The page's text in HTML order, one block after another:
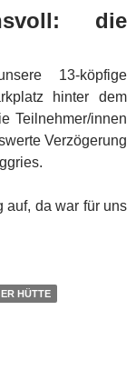
die
13-köpfige
hinter dem
Teilnehmer/innen
Verzögerung
auf, da war für uns
HÜTTE